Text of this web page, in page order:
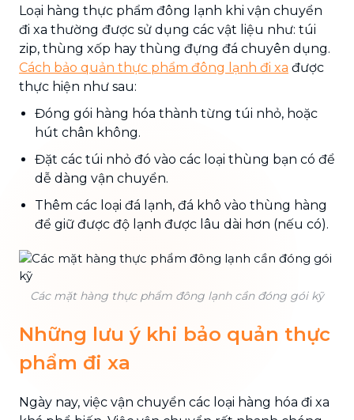
Loại hàng thực phẩm đông lạnh khi vận chuyển
đi xa thường được sử dụng các vật liệu như: túi
zip, thùng xốp hay thùng đựng đá chuyên dụng.
Cách bảo quản thực phẩm đông lạnh đi xa được
thực hiện như sau:
Đóng gói hàng hóa thành từng túi nhỏ, hoặc
hút chân không.
Đặt các túi nhỏ đó vào các loại thùng bạn có để
dễ dàng vận chuyển.
Thêm các loại đá lạnh, đá khô vào thùng hàng
để giữ được độ lạnh được lâu dài hơn (nếu có).
Các mặt hàng thực phẩm đông lạnh cần đóng gói kỹ
Những lưu ý khi bảo quản thực
phẩm đi xa
Ngày nay, việc vận chuyển các loại hàng hóa đi xa